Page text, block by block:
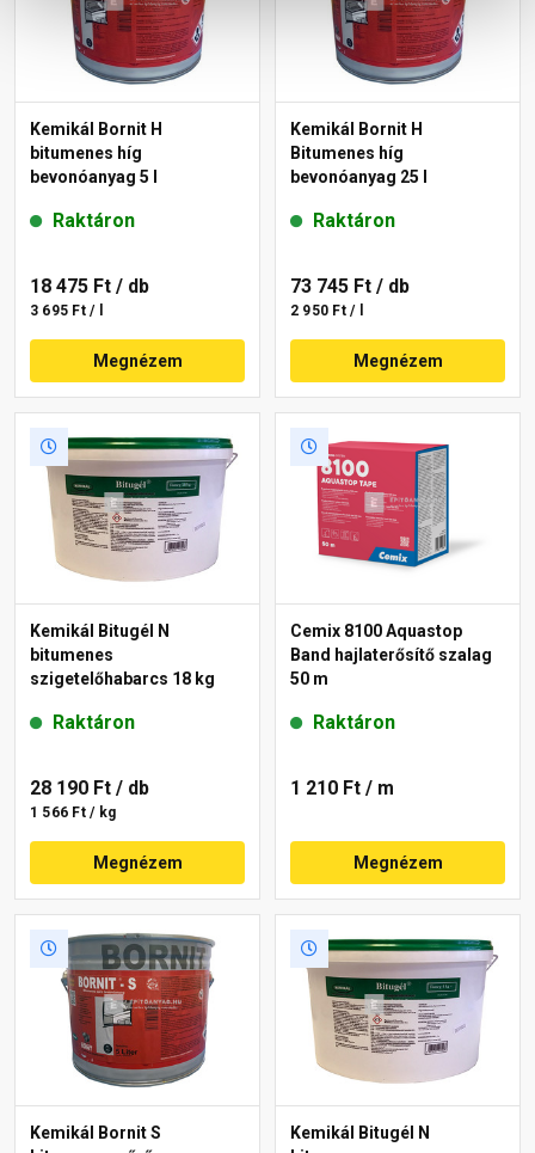
Kemikál Bornit H
bitumenes híg
bevonóanyag 5 l
Raktáron
18 475 Ft / db
3 695 Ft / l
Megnézem
Kemikál Bornit H
Bitumenes híg
bevonóanyag 25 l
Raktáron
73 745 Ft / db
2 950 Ft / l
Megnézem
Kemikál Bitugél N
bitumenes
szigetelőhabarcs 18 kg
Raktáron
28 190 Ft / db
1 566 Ft / kg
Megnézem
Cemix 8100 Aquastop
Band hajlaterősítő szalag
50 m
Raktáron
1 210 Ft / m
Megnézem
Kemikál Bornit S
Kemikál Bitugél N